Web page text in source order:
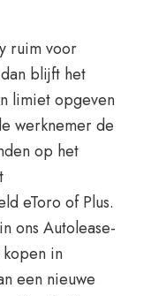
ruim voor
blijft het
limiet opgeven
werknemer de
op het
eToro of Plus.
ons Autolease-
in
een nieuwe